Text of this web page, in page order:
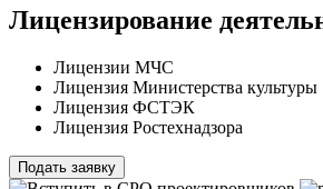
Лицензирование
Лицензии МЧС
Лицензия Министерства культуры
Лицензия ФСТЭК
Лицензия Ростехнадзора
Подать заявку